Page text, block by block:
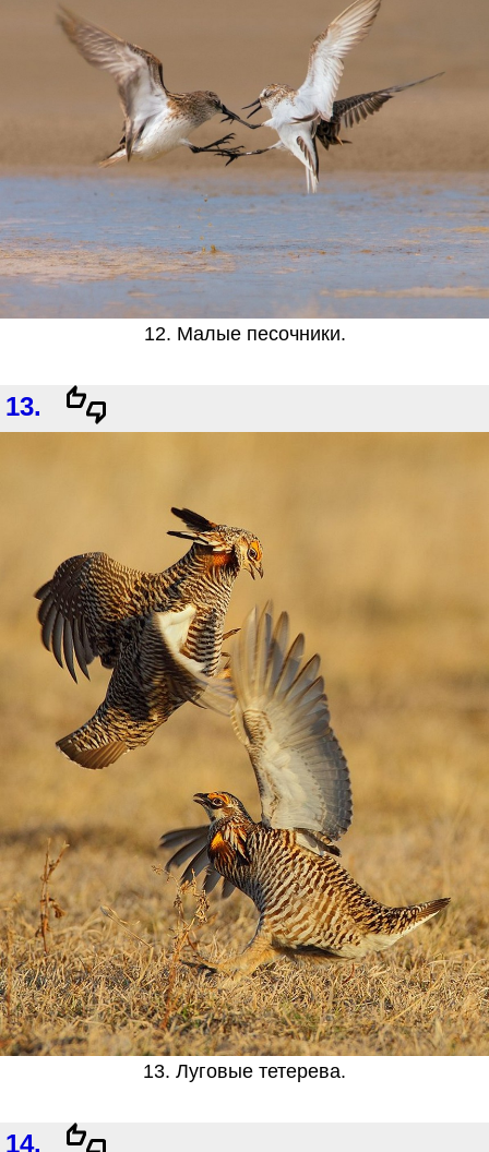
12. Малые песочники.
13.
13. Луговые тетерева.
14.